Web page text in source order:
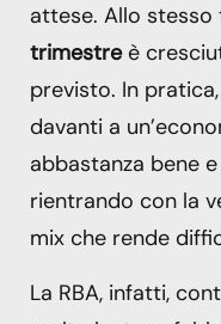
attese. Allo stesso
trimestreè
previsto. In
davanti a
abbastanza bene
rientrando con la
mix che rende
La RBA, infatti,